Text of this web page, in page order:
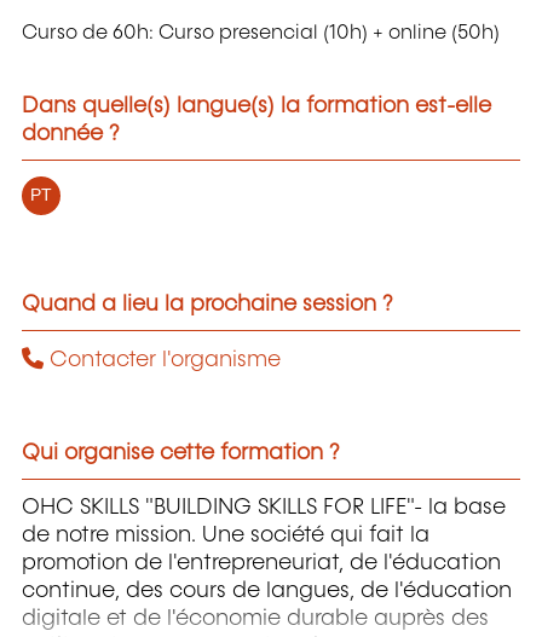
Curso de 60h: Curso presencial (10h) + online (50h)
Dans quelle(s) langue(s) la formation est-elle
donnée ?
PT
Quand a lieu la prochaine session ?
Contacter l'organisme
Qui organise cette formation ?
OHC SKILLS "BUILDING SKILLS FOR LIFE"- la base
de notre mission. Une société qui fait la
promotion de l'entrepreneuriat, de l'éducation
continue, des cours de langues, de l'éducation
digitale et de l'économie durable auprès des